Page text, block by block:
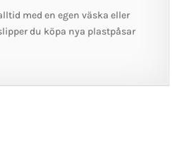
med en egen väska eller
du köpa nya plastpåsar